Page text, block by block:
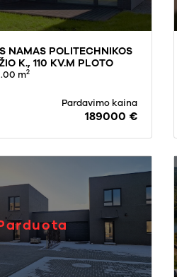
NAMAS POLITECHNIKOS
K., 110 KV.M PLOTO
m2
Pardavimo kaina
189000 €